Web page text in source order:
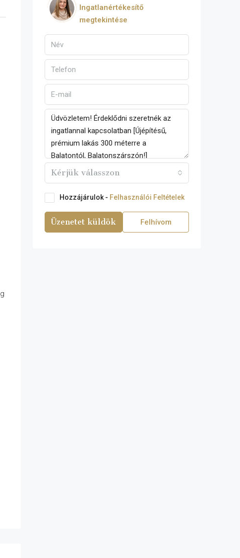
Ingatlanértékesítő
megtekintése
Kérjük válasszon
Hozzájárulok - Felhasználói Feltételek
Üzenetet küldök Felhívom